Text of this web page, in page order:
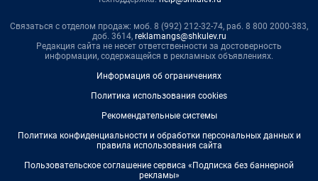
Связаться с отделом продаж: моб. 8 (992) 212-32-74, раб. 8 800 2000-383,
доб. 3614, reklamangs@shkulev.ru
Редакция сайта не несет ответственности за достоверность
информации, содержащейся в рекламных объявлениях.
Информация об ограничениях
Политика использования cookies
Рекомендательные системы
Политика конфиденциальности и обработки персональных данных и
правила использования сайта
Пользовательское соглашение сервиса «Подписка без баннерной
рекламы»